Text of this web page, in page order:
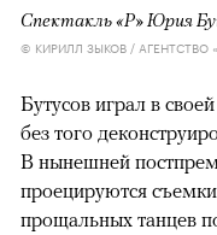
Спектакль «Р» Юрия
© КИРИЛЛ ЗЫКОВ / АГЕНТСТВО
Бутусов играл в
без того
В нынешней
проецируются
прощальных танцев